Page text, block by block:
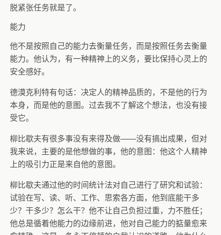
脱紧张任务就是了。
能力
他不是按照自己的能力去衡量任务，而是按照任务去衡量
能力。他认为，有一种精神上的义务，要比保持心灵上的
安全感好。
德漠克利特有句话：决定人的精神品质的，不是他的行为
本身，而是他的意图。过去我不了解这个想法，也没有接
受它。
柳比歇夫有很多事没有来得及做——没有搞出成果，但对
我来说，主要的是他想做的事，他的意图：他这个人精神
上的吸引力正是来自他的意图。
柳比歇夫通过他的时间统计法对自己进行了研究和试验：
试验在写、读、听、工作、思索各方面，他到底能干多
少？干多少？怎么干？他不让自己负担过重，力不胜任；
他总是循着他能力的边缘前进，他对自己能力的掂量愈来